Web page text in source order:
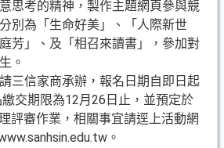
思考的精神，製作主題網頁參與競
別為「生命好美」、「人際新世
芳」、及「相召來讀書」，參加對
。
三信家商承辦，報名日期自即日起
交期限為12月26日止，並預定於
評審作業，相關事宜請逕上活動網
。